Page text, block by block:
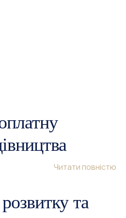
Читати повністю
та